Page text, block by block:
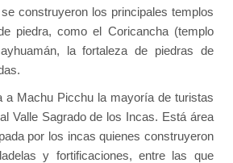
construyeron los principales templos
piedra, como el Coricancha (templo
la fortaleza de piedras de
a Machu Picchu la mayoría de turistas
Valle Sagrado de los Incas. Está área
por los incas quienes construyeron
y fortificaciones, entre las que